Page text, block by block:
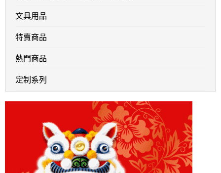
文具用品
特賣商品
熱門商品
定制系列